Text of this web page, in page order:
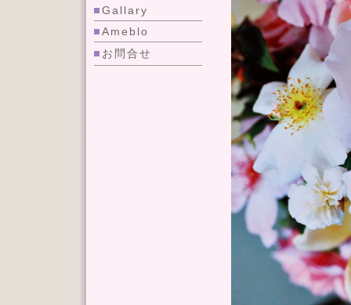
Gallary
Ameblo
お問合せ